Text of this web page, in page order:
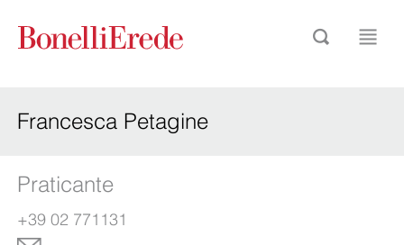
Francesca Petagine
Praticante
+39 02 771131